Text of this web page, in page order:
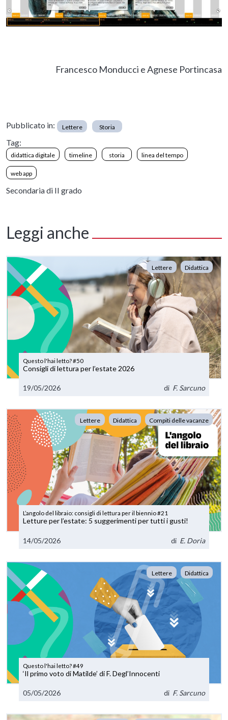
Francesco Monducci e Agnese Portincasa
Pubblicato in: Lettere Storia
Tag:
didattica digitale timeline storia linea del tempo
web app
Secondaria di II grado
Leggi anche
Lettere Didattica
Questo l'hai letto? #50
Consigli di lettura per l’estate 2026
19/05/2026 di F. Sarcuno
Lettere Didattica Compiti delle vacanze
L’angolo del libraio: consigli di lettura per il biennio #21
Letture per l’estate: 5 suggerimenti per tutti i gusti!
14/05/2026 di E. Doria
Lettere Didattica
Questo l'hai letto? #49
‘Il primo voto di Matilde’ di F. Degl’Innocenti
05/05/2026 di F. Sarcuno